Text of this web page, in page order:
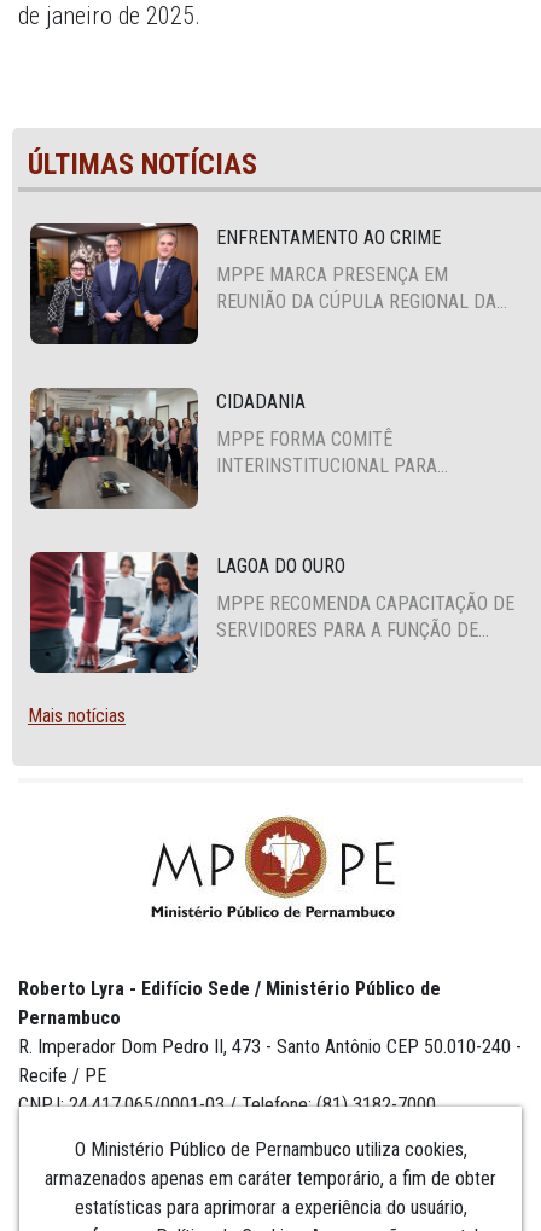
de janeiro de 2025.
ÚLTIMAS NOTÍCIAS
ENFRENTAMENTO AO CRIME
MPPE MARCA PRESENÇA EM
REUNIÃO DA CÚPULA REGIONAL DA
CIDADANIA
MPPE FORMA COMITÊ
INTERINSTITUCIONAL PARA
LAGOA DO OURO
MPPE RECOMENDA CAPACITAÇÃO DE
SERVIDORES PARA A FUNÇÃO DE
Mais notícias
O Ministério Público de Pernambuco utiliza cookies,
armazenados apenas em caráter temporário, a fim de obter
estatísticas para aprimorar a experiência do usuário,
Roberto Lyra - Edifício Sede / Ministério Público de
Pernambuco
R. Imperador Dom Pedro II, 473 - Santo Antônio CEP 50.010-240 -
Recife / PE
CNPJ: 24.417.065/0001-03 / Telefone: (81) 3182-7000
Institucional